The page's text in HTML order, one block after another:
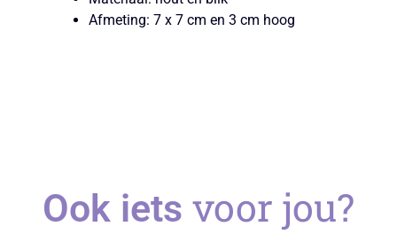
Afmeting: 7 x 7 cm en 3 cm hoog
Ook iets voor jou?